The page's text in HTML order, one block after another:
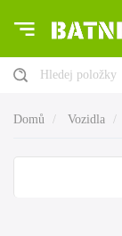
Hledej položky
Domů Vozidla